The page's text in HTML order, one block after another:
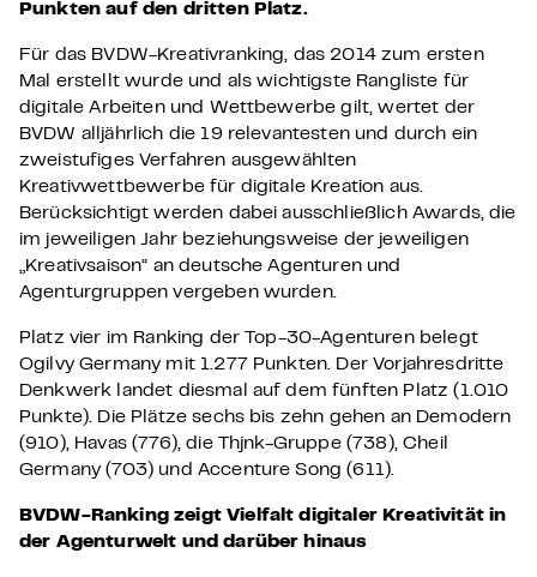
Punkten auf den dritten Platz.
Für das BVDW-Kreativranking, das 2014 zum ersten
Mal erstellt wurde und als wichtigste Rangliste für
digitale Arbeiten und Wettbewerbe gilt, wertet der
BVDW alljährlich die 19 relevantesten und durch ein
zweistufiges Verfahren ausgewählten
Kreativwettbewerbe für digitale Kreation aus.
Berücksichtigt werden dabei ausschließlich Awards, die
im jeweiligen Jahr beziehungsweise der jeweiligen
„Kreativsaison“ an deutsche Agenturen und
Agenturgruppen vergeben wurden.
Platz vier im Ranking der Top-30-Agenturen belegt
Ogilvy Germany mit 1.277 Punkten. Der Vorjahresdritte
Denkwerk landet diesmal auf dem fünften Platz (1.010
Punkte). Die Plätze sechs bis zehn gehen an Demodern
(910), Havas (776), die Thjnk-Gruppe (738), Cheil
Germany (703) und Accenture Song (611).
BVDW-Ranking zeigt Vielfalt digitaler Kreativität in
der Agenturwelt und darüber hinaus